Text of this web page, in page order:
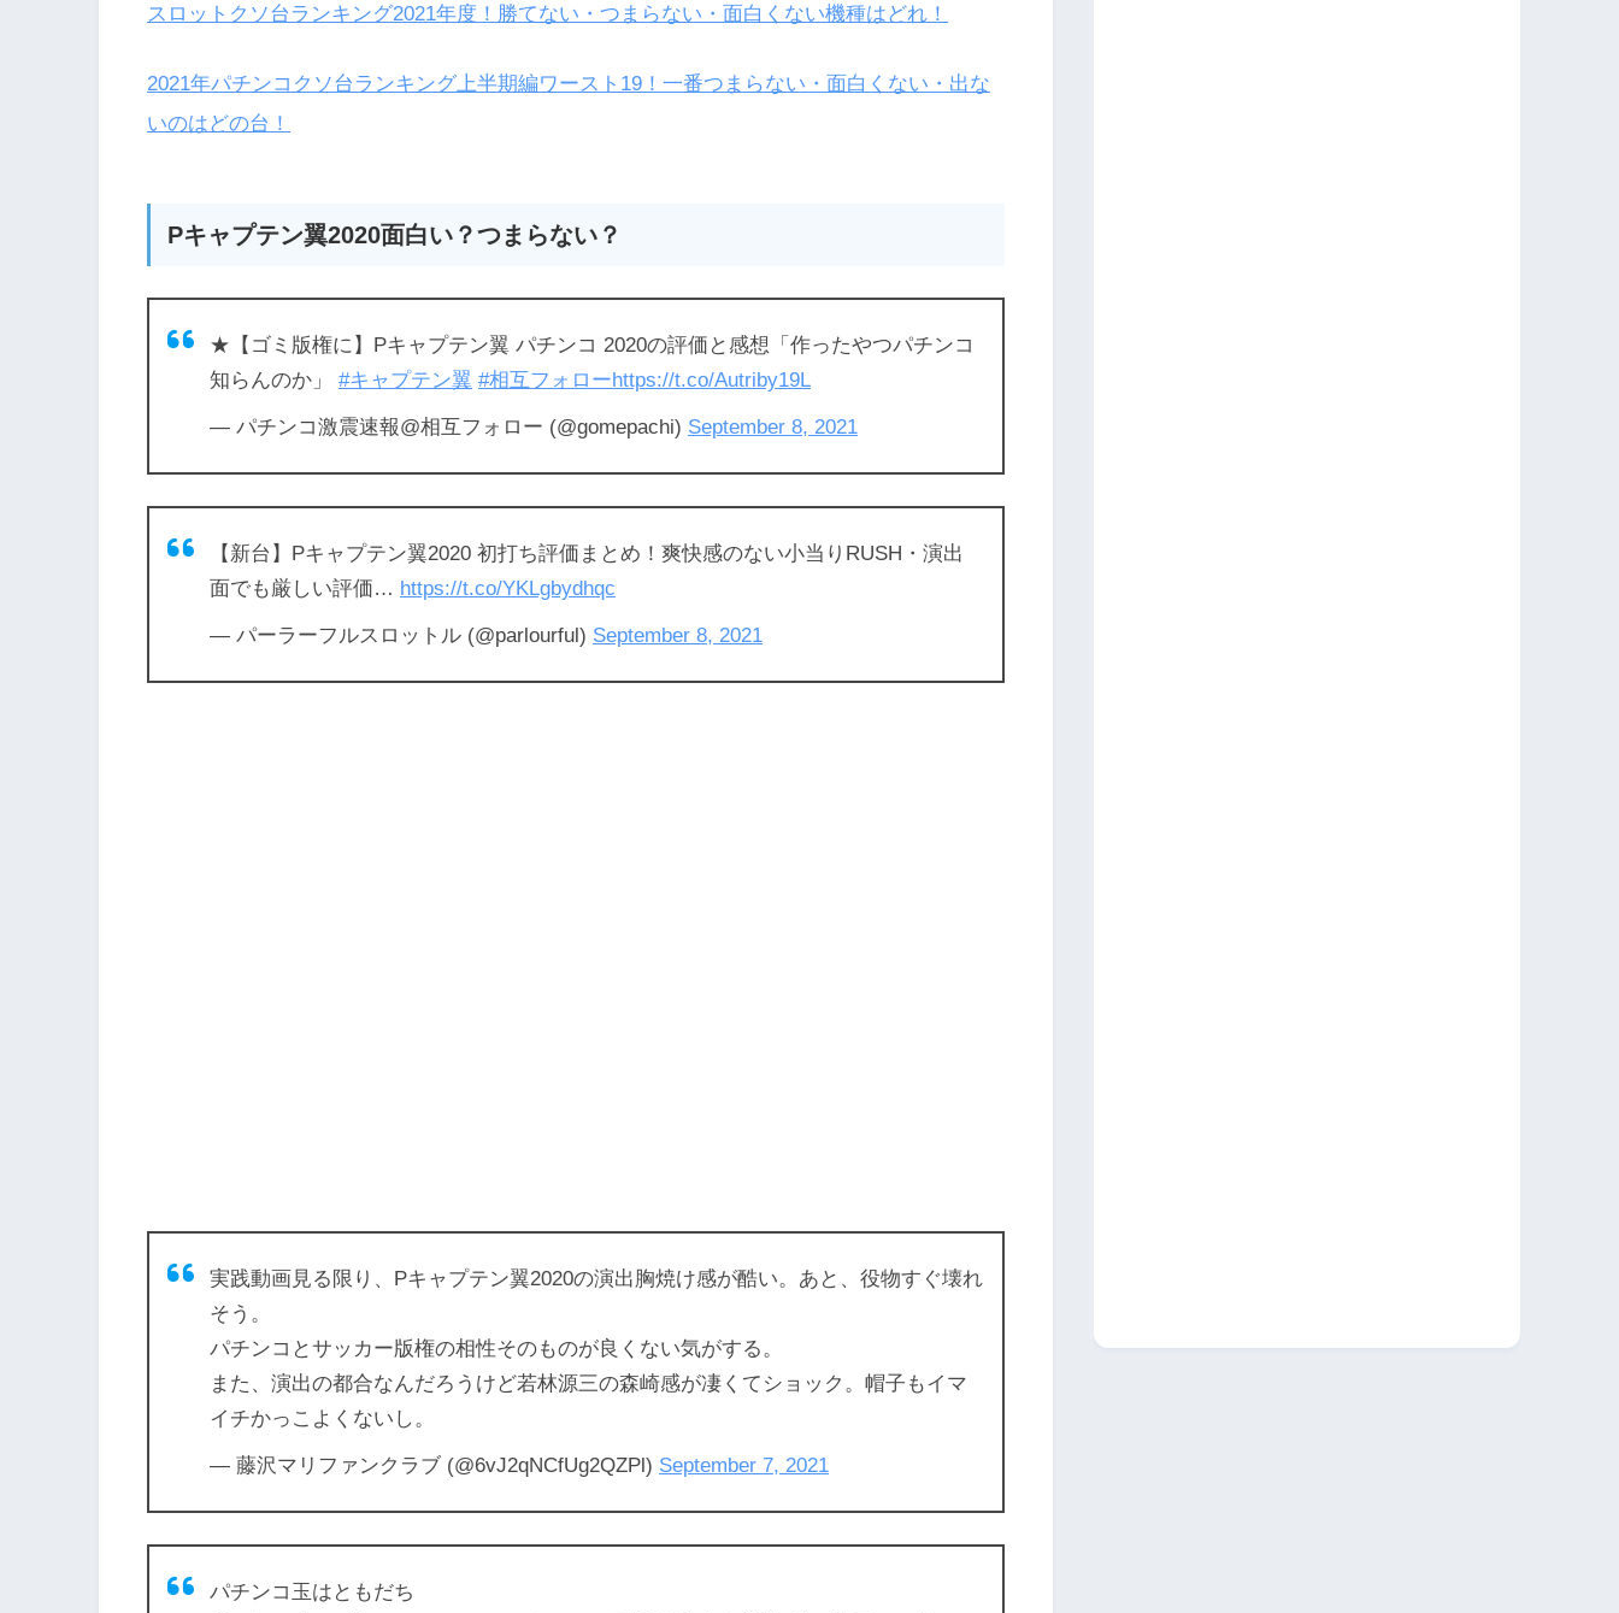
スロットクソ台ランキング2021年度！勝てない・つまらない・面白くない機種はどれ！
2021年パチンコクソ台ランキング上半期編ワースト19！一番つまらない・面白くない・出な
いのはどの台！
Pキャプテン翼2020面白い？つまらない？
★【ゴミ版権に】Pキャプテン翼 パチンコ 2020の評価と感想「作ったやつパチンコ
知らんのか」 #キャプテン翼 #相互フォローhttps://t.co/Autriby19L
— パチンコ激震速報@相互フォロー (@gomepachi) September 8, 2021
【新台】Pキャプテン翼2020 初打ち評価まとめ！爽快感のない小当りRUSH・演出
面でも厳しい評価… https://t.co/YKLgbydhqc
— パーラーフルスロットル (@parlourful) September 8, 2021
実践動画見る限り、Pキャプテン翼2020の演出胸焼け感が酷い。あと、役物すぐ壊れ
そう。
パチンコとサッカー版権の相性そのものが良くない気がする。
また、演出の都合なんだろうけど若林源三の森崎感が凄くてショック。帽子もイマ
イチかっこよくないし。
— 藤沢マリファンクラブ (@6vJ2qNCfUg2QZPl) September 7, 2021
パチンコ玉はともだち